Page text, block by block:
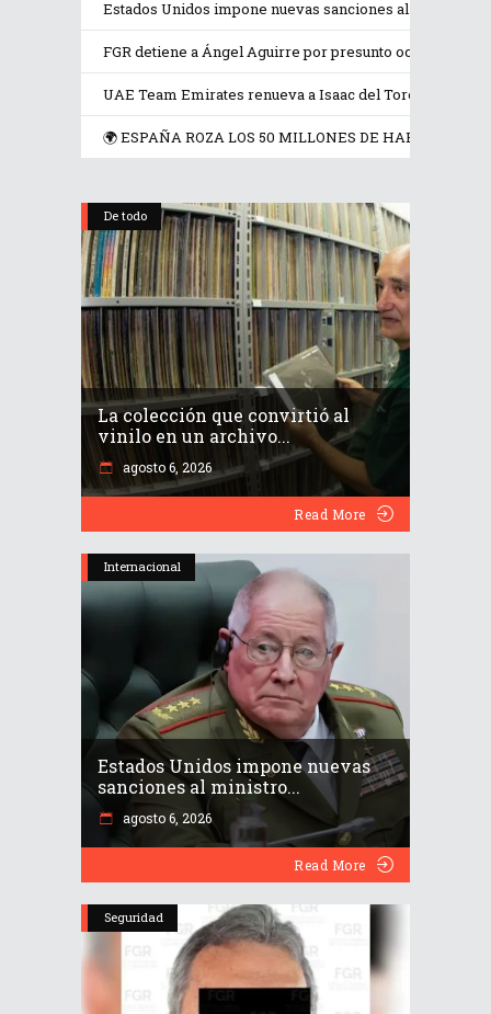
Estados Unidos impone nuevas sanciones al ministro
FGR detiene a Ángel Aguirre por presunto
UAE Team Emirates renueva a Isaac del Toro hasta 2031
🌍 ESPAÑA ROZA LOS 50 MILLONES DE
De todo
La colección que convirtió al
vinilo en un archivo...
agosto 6, 2026
Read More
Internacional
Estados Unidos impone nuevas
sanciones al ministro...
agosto 6, 2026
Read More
Seguridad